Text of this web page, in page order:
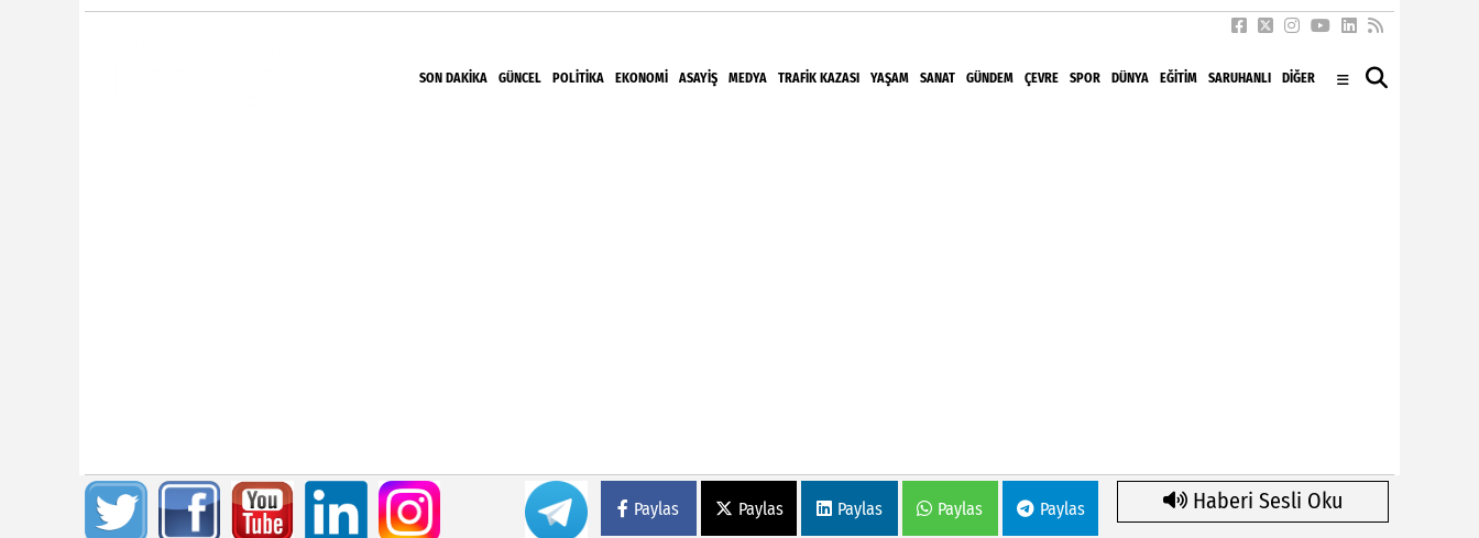
SON DAKIKA GÜNCEL POLITIKA EKONOMI ASAYIŞ MEDYA TRAFIK KAZASI YAŞAM SANAT GÜNDEM ÇEVRE SPOR DÜNYA EĞITIM SARUHANLI DİĞER
Paylas Paylas Paylas Paylas Paylas Haberi Sesli Oku